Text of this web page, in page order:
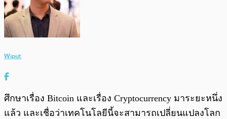
Wiput
ศึกษาเรื่อง Bitcoin และเรื่อง Cryptocurrency มาระยะหนึ่ง
แล้ว และเชื่อว่าเทคโนโลยีนี้จะสามารถเปลี่ยนแปลงโลก